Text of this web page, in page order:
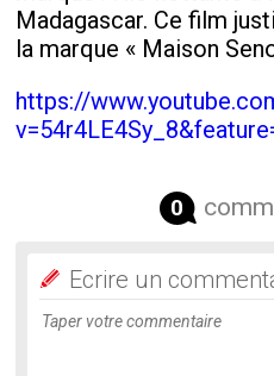
Madagascar. Ce film
la marque « Maison
https://
0
Ecrire un